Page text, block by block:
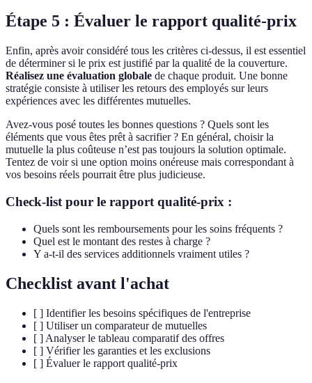
Étape 5 : Évaluer le rapport qualité-prix
Enfin, après avoir considéré tous les critères ci-dessus, il est essentiel
de déterminer si le prix est justifié par la qualité de la couverture.
Réalisez une évaluation globale de chaque produit. Une bonne
stratégie consiste à utiliser les retours des employés sur leurs
expériences avec les différentes mutuelles.
Avez-vous posé toutes les bonnes questions ? Quels sont les
éléments que vous êtes prêt à sacrifier ? En général, choisir la
mutuelle la plus coûteuse n’est pas toujours la solution optimale.
Tentez de voir si une option moins onéreuse mais correspondant à
vos besoins réels pourrait être plus judicieuse.
Check-list pour le rapport qualité-prix :
Quels sont les remboursements pour les soins fréquents ?
Quel est le montant des restes à charge ?
Y a-t-il des services additionnels vraiment utiles ?
Checklist avant l'achat
[ ] Identifier les besoins spécifiques de l'entreprise
[ ] Utiliser un comparateur de mutuelles
[ ] Analyser le tableau comparatif des offres
[ ] Vérifier les garanties et les exclusions
[ ] Évaluer le rapport qualité-prix